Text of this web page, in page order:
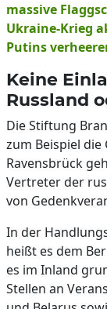
massive
Ukraine-Krieg
Putins
Keine
Russland
Die Stiftung
zum Beispiel
Ravensbrück
Vertreter der
von
In der
heißt es dem
es im Inland
Stellen an